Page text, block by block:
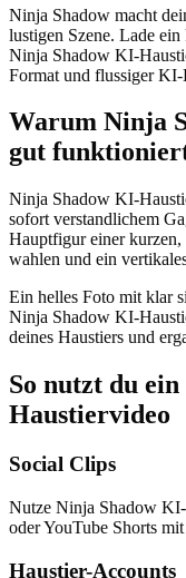
Ninja Shadow macht
lustigen Szene. Lade
Ninja Shadow KI-
Format und flussiger
Warum Ninja
gut
Ninja Shadow KI-
sofort verstandlichem
Hauptfigur einer
wahlen und ein
Ein helles Foto mit klar
Ninja Shadow KI-
deines Haustiers und
So nutzt du
Haustiervideo
Social Clips
Nutze Ninja Shadow
oder YouTube Shorts
Haustier-Accounts